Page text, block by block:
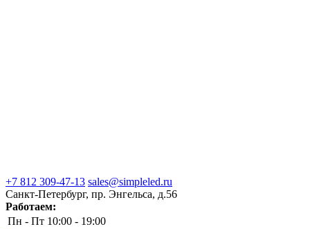
+7 812 309-47-13 sales@simpleled.ru
Санкт-Петербург, пр. Энгельса, д.56
Работаем:
Пн - Пт 10:00 - 19:00